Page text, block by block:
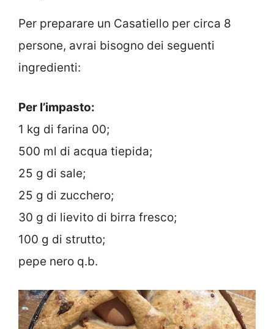
Per preparare un Casatiello per circa 8
persone, avrai bisogno dei seguenti
ingredienti:
Per l’impasto:
1 kg di farina 00;
500 ml di acqua tiepida;
25 g di sale;
25 g di zucchero;
30 g di lievito di birra fresco;
100 g di strutto;
pepe nero q.b.